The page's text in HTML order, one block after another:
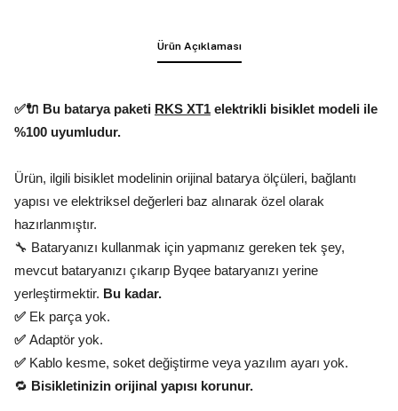
Ürün Açıklaması
✅🔌 Bu batarya paketi RKS XT1 elektrikli bisiklet modeli ile
%100 uyumludur.
Ürün, ilgili bisiklet modelinin orijinal batarya ölçüleri, bağlantı
yapısı ve elektriksel değerleri baz alınarak özel olarak
hazırlanmıştır.
🔧 Bataryanızı kullanmak için yapmanız gereken tek şey,
mevcut bataryanızı çıkarıp Byqee bataryanızı yerine
yerleştirmektir. Bu kadar.
✅ Ek parça yok.
✅ Adaptör yok.
✅ Kablo kesme, soket değiştirme veya yazılım ayarı yok.
🔁 Bisikletinizin orijinal yapısı korunur.